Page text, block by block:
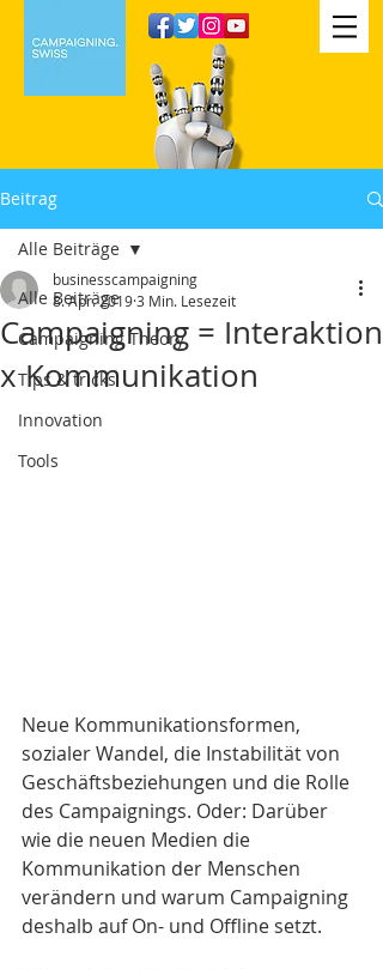
Beitrag
Alle Beiträge
Campaigning Theory
Tips & tricks
Innovation
Tools
Alle Beiträge
Campaigning = Interaktion
x Kommunikation
businesscampaigning
8. Apr. 20193 Min. Lesezeit
Neue Kommunikationsformen,
sozialer Wandel, die Instabilität von
Geschäftsbeziehungen und die Rolle
des Campaignings. Oder: Darüber
wie die neuen Medien die
Kommunikation der Menschen
verändern und warum Campaigning
deshalb auf On- und Offline setzt.